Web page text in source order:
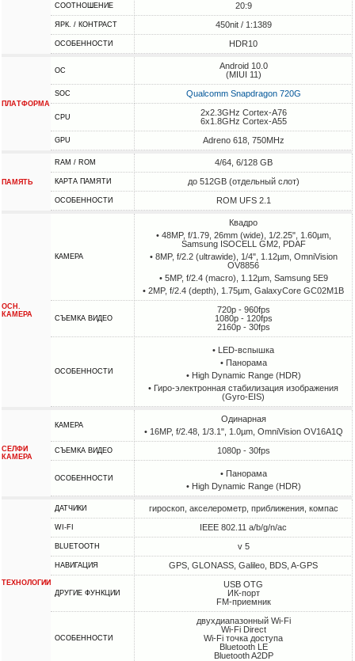
СООТНОШЕНИЕ 20:9
ЯРК. / КОНТРАСТ 450nit / 1:1389
ОСОБЕННОСТИ HDR10
ПЛАТФОРМА
ОС
Android 10.0
(MIUI 11)
SOC Qualcomm Snapdragon 720G
CPU
2x2.3GHz Cortex-A76
6x1.8GHz Cortex-A55
GPU Adreno 618, 750MHz
ПАМЯТЬ
RAM / ROM 4/64, 6/128 GB
КАРТА ПАМЯТИ до 512GB (отдельный слот)
ОСОБЕННОСТИ ROM UFS 2.1
ОСН.
КАМЕРА
КАМЕРА
Квадро
• 48MP, f/1.79, 26mm (wide), 1/2.25", 1.60µm,
Samsung ISOCELL GM2, PDAF
• 8MP, f/2.2 (ultrawide), 1/4", 1.12µm, OmniVision
OV8856
• 5MP, f/2.4 (macro), 1.12µm, Samsung 5E9
• 2MP, f/2.4 (depth), 1.75µm, GalaxyCore GC02M1B
СЪЕМКА ВИДЕО
720p - 960fps
1080p - 120fps
2160p - 30fps
ОСОБЕННОСТИ
• LED-вспышка
• Панорама
• High Dynamic Range (HDR)
• Гиро-электронная стабилизация изображения
(Gyro-EIS)
СЕЛФИ
КАМЕРА
КАМЕРА
Одинарная
• 16MP, f/2.48, 1/3.1", 1.0µm, OmniVision OV16A1Q
СЪЕМКА ВИДЕО 1080p - 30fps
ОСОБЕННОСТИ
• Панорама
• High Dynamic Range (HDR)
ТЕХНОЛОГИИ
ДАТЧИКИ гироскоп, акселерометр, приближения, компас
WI-FI IEEE 802.11 a/b/g/n/ac
BLUETOOTH v 5
НАВИГАЦИЯ GPS, GLONASS, Galileo, BDS, A-GPS
ДРУГИЕ ФУНКЦИИ
USB OTG
ИК-порт
FM-приемник
ОСОБЕННОСТИ
двухдиапазонный Wi-Fi
Wi-Fi Direct
Wi-Fi точка доступа
Bluetooth LE
Bluetooth A2DP